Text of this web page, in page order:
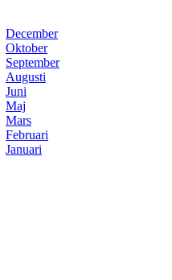
December
Oktober
September
Augusti
Juni
Maj
Mars
Februari
Januari